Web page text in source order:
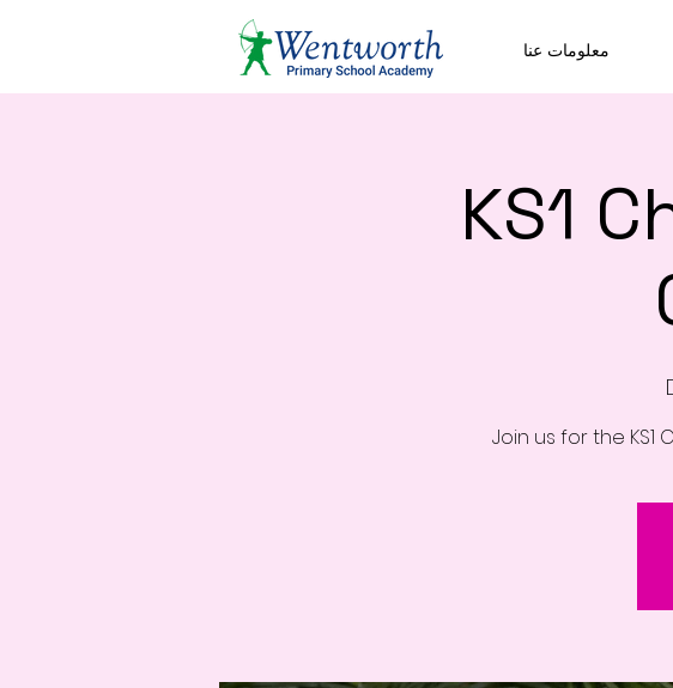
معلومات عنا
KS1
Join us for the